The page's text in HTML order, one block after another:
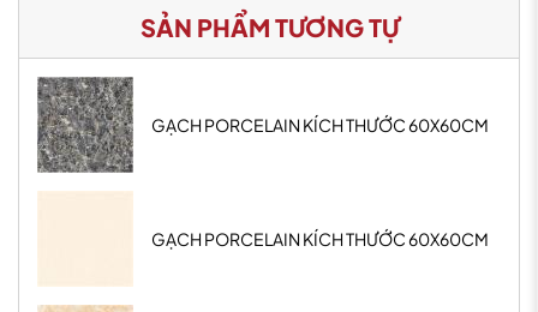
SẢN PHẨM TƯƠNG TỰ
GẠCH PORCELAIN KÍCH THƯỚC 60X60CM
GẠCH PORCELAIN KÍCH THƯỚC 60X60CM